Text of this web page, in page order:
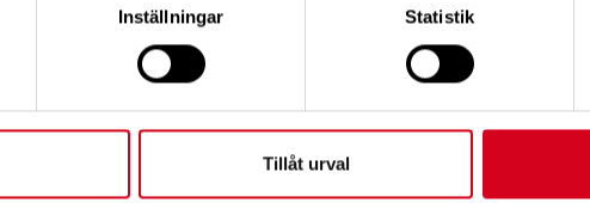
Inställningar Statistik
Tillåt urval
VIKTIGT MEDDELANDE!